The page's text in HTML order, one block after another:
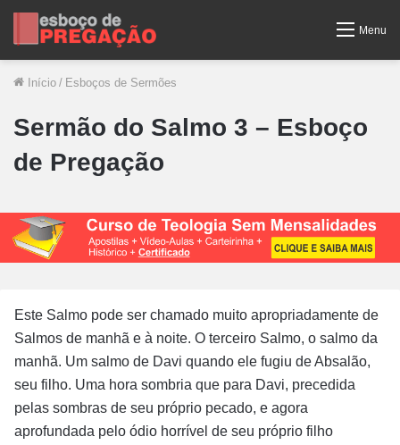
Menu
Início / Esboços de Sermões
Sermão do Salmo 3 – Esboço
de Pregação
Este Salmo pode ser chamado muito apropriadamente de
Salmos de manhã e à noite. O terceiro Salmo, o salmo da
manhã. Um salmo de Davi quando ele fugiu de Absalão,
seu filho. Uma hora sombria que para Davi, precedida
pelas sombras de seu próprio pecado, e agora
aprofundada pelo ódio horrível de seu próprio filho